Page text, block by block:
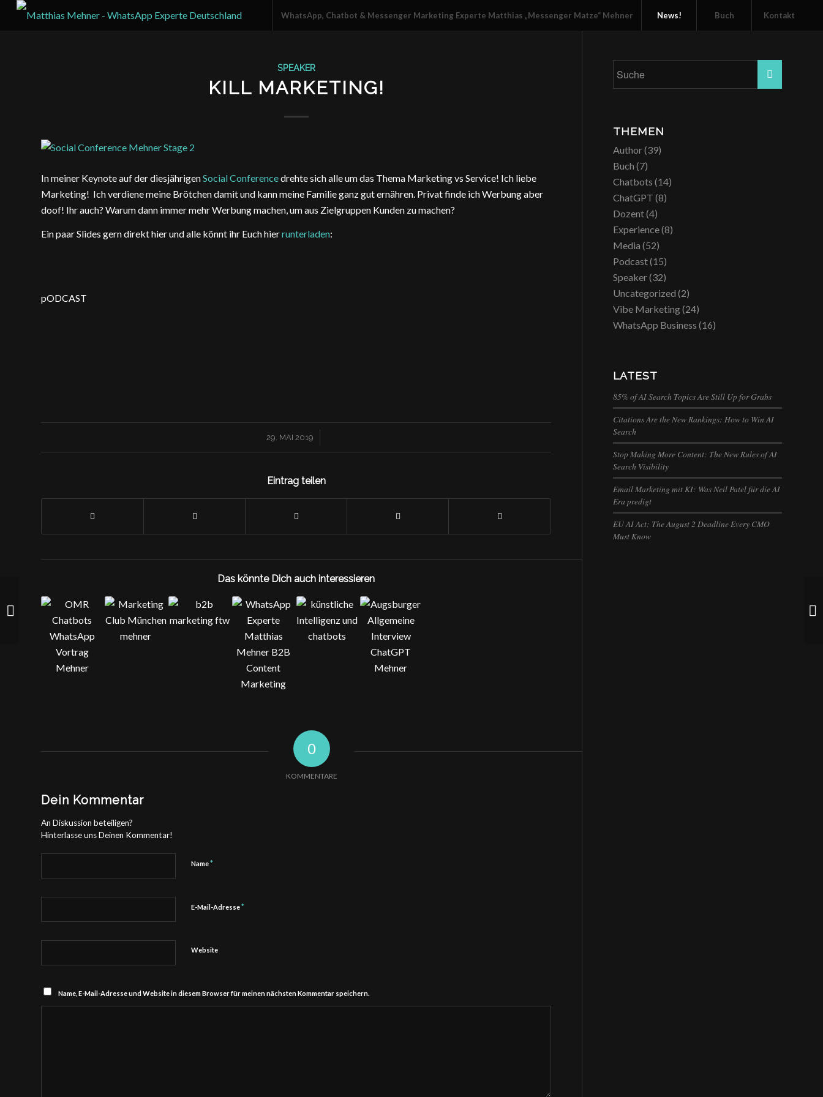
WhatsApp, Chatbot & Messenger Marketing Experte Matthias „Messenger Matze“ Mehner News! Buch Kontakt
SPEAKER
KILL MARKETING!
In meiner Keynote auf der diesjährigenSocial Conferencedrehte sich alle um das Thema Marketing vs Service! Ich liebe
Marketing! Ich verdiene meine Brötchen damit und kann meine Familie ganz gut ernähren. Privat finde ich Werbung aber
doof! Ihr auch? Warum dann immer mehr Werbung machen, um aus Zielgruppen Kunden zu machen?
Ein paar Slides gern direkt hier und alle könnt ihr Euch hierrunterladen:
pODCAST
29. MAI 2019
/
Eintrag teilen
Das könnte Dich auch interessieren
0
KOMMENTARE
Dein Kommentar
An Diskussion beteiligen?
Hinterlasse uns Deinen Kommentar!
Name*
E-Mail-Adresse*
Website
Name, E-Mail-Adresse und Website in diesem Browser für meinen nächsten Kommentar speichern.
THEMEN
Author(39)
Buch (7)
Chatbots (14)
ChatGPT (8)
Dozent(4)
Experience(8)
Media (52)
Podcast(15)
Speaker(32)
Uncategorized (2)
Vibe Marketing(24)
WhatsApp Business (16)
LATEST
85% of AI Search Topics Are Still Up for Grabs
Citations Are the New Rankings: How to Win AI
Search
Stop Making More Content: The New Rules of AI
Search Visibility
Email Marketing mit KI: Was Neil Patel für die AI
Era predigt
EU AI Act: The August 2 Deadline Every CMO
Must Know
#DPOK 2019